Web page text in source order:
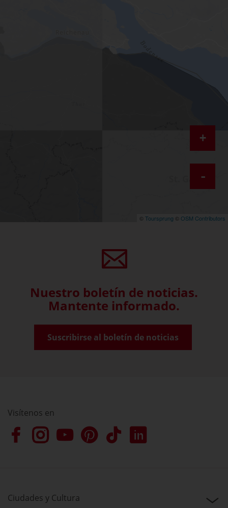
+
-
© Toursprung © OSM Contributors
Nuestro boletín de noticias.
Mantente informado.
Suscribirse al boletín de noticias
Visítenos en
Ciudades y Cultura